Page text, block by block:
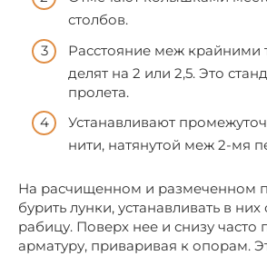
столбов.
Расстояние меж крайними
делят на 2 или 2,5. Это
пролета.
Устанавливают
нити, натянутой меж 2-мя
На расчищенном и размеченном
бурить лунки, устанавливать в
рабицу. Поверх нее и снизу часто
арматуру, приваривая к опорам.